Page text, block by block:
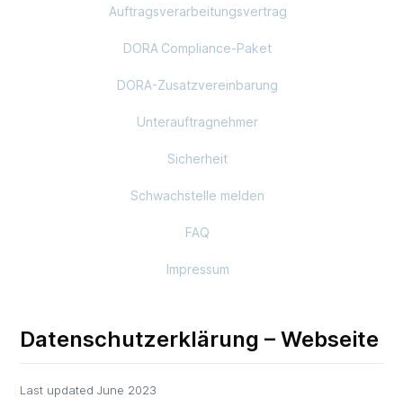
Auftragsverarbeitungsvertrag
DORA Compliance‑Paket
DORA-Zusatzvereinbarung
Unterauftragnehmer
Sicherheit
Schwachstelle melden
FAQ
Impressum
Datenschutzerklärung – Webseite
Last updated June 2023